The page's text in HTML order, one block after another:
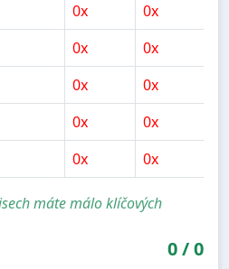
0x 0x
0x 0x
0x 0x
0x 0x
0x 0x
máte málo klíčových
0/0